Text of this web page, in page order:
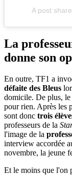
A post
La
donne son
En outre, TF1 a
défaite des Bleus
domicile. De plus, le
pour rien. Après les
sont donc trois
professeurs de la
l'image de la
interview accordée
novembre, la jeune
Et le moins que l'on